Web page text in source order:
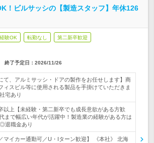
！ビルサッシの【製造スタッフ】年休126
験OK 転勤なし 第二新卒歓迎
終了予定日： 2026/11/26
て、アルミサッシ・ドアの製作をお任せします】商
ィスビル等に使用される製品を手掛けていただきま
宅あり
以上【未経験・第二新卒でも成長意欲がある方歓
まで幅広い年代が活躍中！製造業の経験がある方は
退職金あり
マイカー通勤可／U・Iターン歓迎】 《本社》 北海